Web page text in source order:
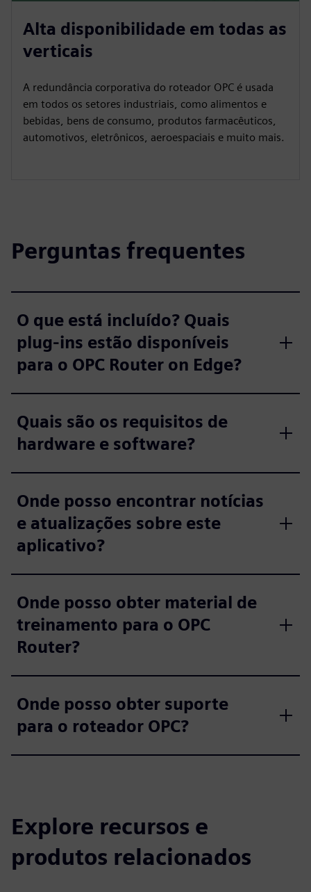
Alta disponibilidade em todas as
verticais
A redundância corporativa do roteador OPC é usada
em todos os setores industriais, como alimentos e
bebidas, bens de consumo, produtos farmacêuticos,
automotivos, eletrônicos, aeroespaciais e muito mais.
Perguntas frequentes
O que está incluído? Quais
plug-ins estão disponíveis
para o OPC Router on Edge?
Quais são os requisitos de
hardware e software?
Onde posso encontrar notícias
e atualizações sobre este
aplicativo?
Onde posso obter material de
treinamento para o OPC
Router?
Onde posso obter suporte
para o roteador OPC?
Explore recursos e
produtos relacionados